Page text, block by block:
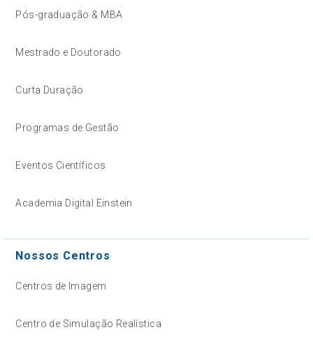
Pós-graduação & MBA
Mestrado e Doutorado
Curta Duração
Programas de Gestão
Eventos Científicos
Academia Digital Einstein
Nossos Centros
Centros de Imagem
Centro de Simulação Realística